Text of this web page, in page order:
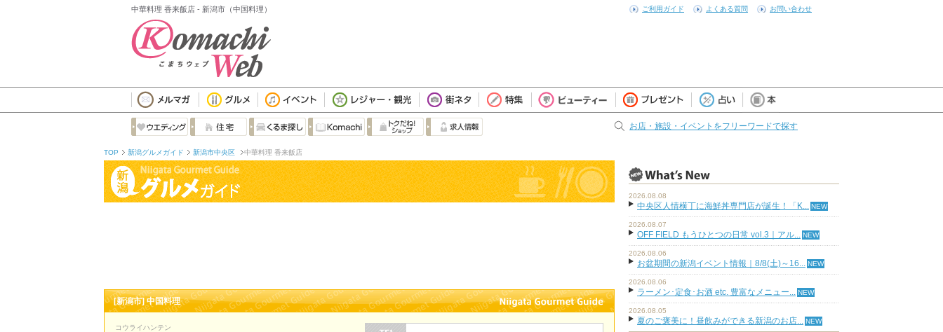
中華料理 香来飯店 - 新潟市（中国料理） ご利用ガイド よくある質問 お問い合わせ
お店・施設・イベントをフリーワードで探す
TOP 新潟グルメガイド 新潟市中央区 中華料理 香来飯店
[新潟市] 中国料理
コウライハンテン
2026.08.08
中央区人情横丁に海鮮丼専門店が誕生！「K...
2026.08.07
OFF FIELD もうひとつの日常 vol.3｜アル...
2026.08.06
お盆期間の新潟イベント情報｜8/8(土)～16...
2026.08.06
ラーメン･定食･お酒 etc. 豊富なメニュー...
2026.08.05
夏のご褒美に！昼飲みができる新潟のお店...